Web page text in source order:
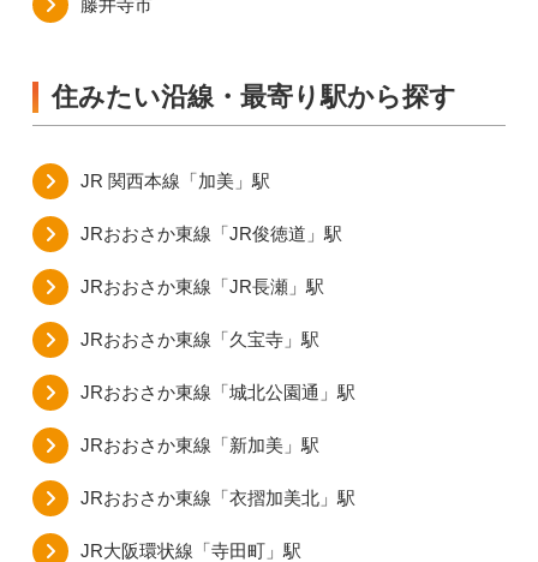
住みたい沿線・最寄り駅から探す
JR 関西本線「加美」駅
JRおおさか東線「JR俊徳道」駅
JRおおさか東線「JR長瀬」駅
JRおおさか東線「久宝寺」駅
JRおおさか東線「城北公園通」駅
JRおおさか東線「新加美」駅
JRおおさか東線「衣摺加美北」駅
JR大阪環状線「寺田町」駅